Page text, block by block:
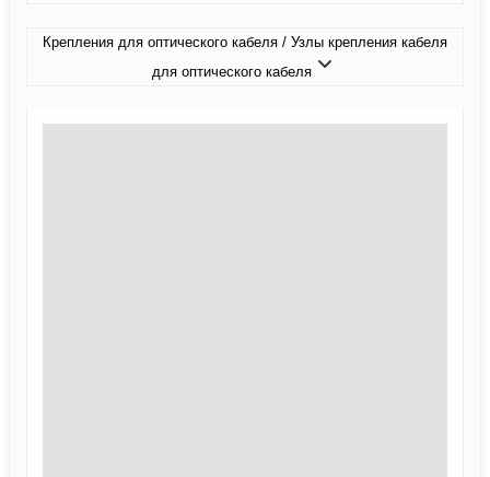
Крепления для оптического кабеля / Узлы крепления кабеля
для оптического кабеля